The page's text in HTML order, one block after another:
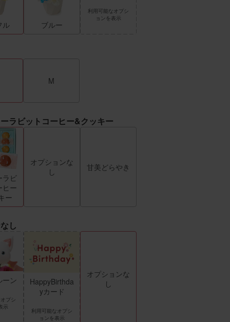
ル ブルー
利用可能なオプシ
ョンを表示
M
ラビットコーヒー&クッキー
ラビ
ヒー
ー
オプションな
し
甘美どらやき
し
ーン
プシ
示
HappyBirthda
yカード
利用可能なオプシ
ョンを表示
オプションな
し